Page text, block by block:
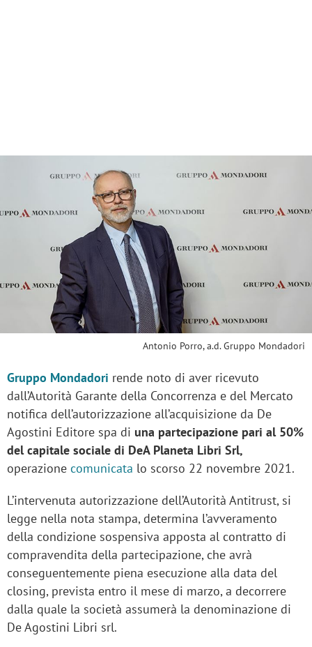
Antonio Porro, a.d. Gruppo Mondadori
Gruppo Mondadori rende noto di aver ricevuto
dall’Autorità Garante della Concorrenza e del Mercato
notifica dell’autorizzazione all’acquisizione da De
Agostini Editore spa di una partecipazione pari al 50%
del capitale sociale di DeA Planeta Libri Srl,
operazione comunicata lo scorso 22 novembre 2021.
L’intervenuta autorizzazione dell’Autorità Antitrust, si
legge nella nota stampa, determina l’avveramento
della condizione sospensiva apposta al contratto di
compravendita della partecipazione, che avrà
conseguentemente piena esecuzione alla data del
closing, prevista entro il mese di marzo, a decorrere
dalla quale la società assumerà la denominazione di
De Agostini Libri srl.